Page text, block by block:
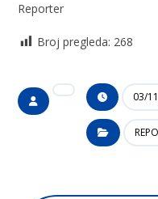
Reporter
Broj pregleda: 268
03/